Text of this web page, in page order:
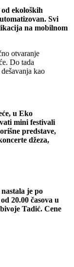
ekoloških
Svi
na mobilnom
otvaranje
Do tada
kao
u Eko
mini festivali
predstave,
džeza,
je po
20.00 časova u
Tadić. Cene